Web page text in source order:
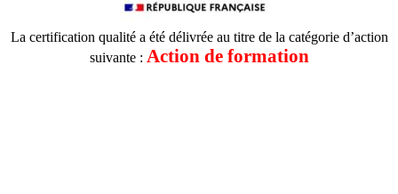
La certification qualité a été délivrée au titre de la catégorie d’action
suivante : Action de formation